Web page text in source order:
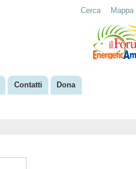
Contatti Dona
Cerca Mappa